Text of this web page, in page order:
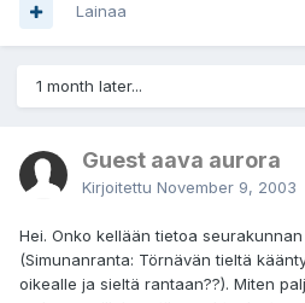
Lainaa
1 month later...
Guest aava aurora
Kirjoitettu November 9, 2003
Hei. Onko kellään tietoa
(Simunanranta: Törnävän tieltä
oikealle ja sieltä rantaan??). Miten